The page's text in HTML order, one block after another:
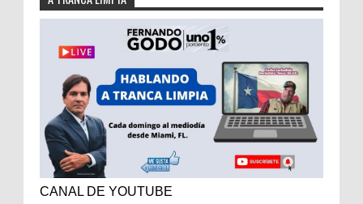
CANAL DE YOUTUBE